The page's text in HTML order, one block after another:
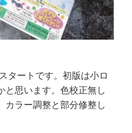
タートです。初版は小ロ
と思います。色校正無し
カラー調整と部分修整し